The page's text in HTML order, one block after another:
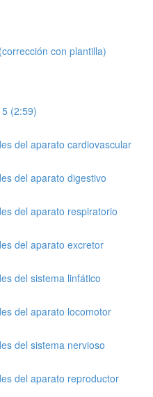
con plantilla)
(2:59)
del aparato cardiovascular
del aparato digestivo
del aparato respiratorio
del aparato excretor
del sistema linfático
del aparato locomotor
del sistema nervioso
del aparato reproductor